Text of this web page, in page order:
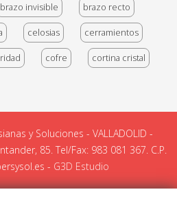
brazo invisible brazo recto
celosias cerramientos
cofre cortina cristal
y Soluciones - VALLADOLID -
85. Tel/Fax: 983 081 367. C.P.
- G3D Estudio